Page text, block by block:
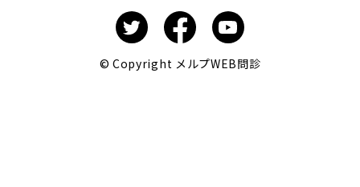
© Copyright メルプWEB問診